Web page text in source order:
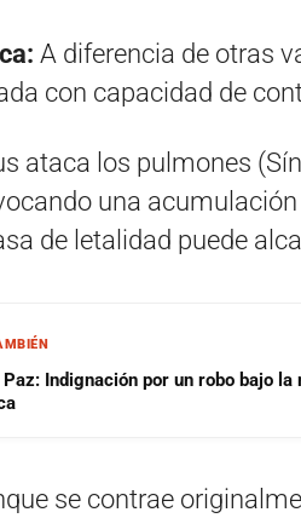
A diferencia de otras
con capacidad de
ataca los pulmones
una
de letalidad puede
Indignación por un robo bajo la
se contrae